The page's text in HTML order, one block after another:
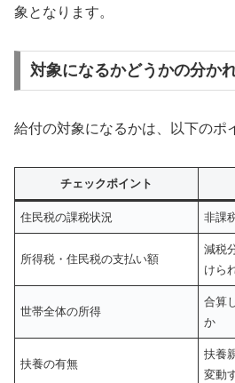
象となります。
対象になるかどうかの分か
給付の対象になるかは、以下のポ
チェックポイント
住民税の課税状況 非課
所得税・住民税の支払い額
減税
けら
世帯全体の所得
合算
か
扶養の有無
扶養
変動